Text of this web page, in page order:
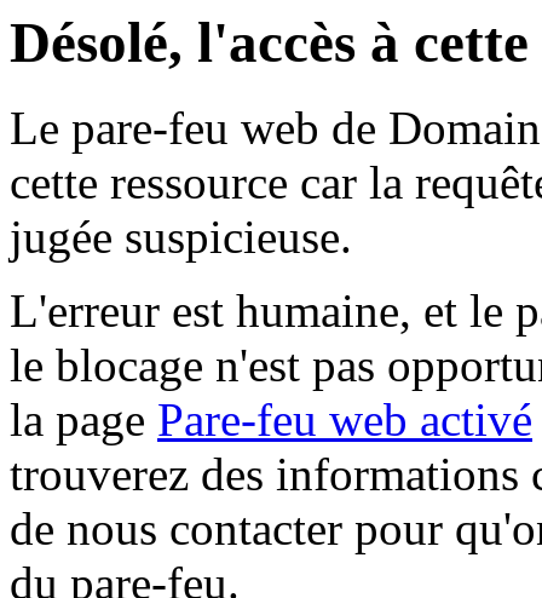
Désolé, l'accès à
Le pare-feu web de
cette ressource car la
jugée suspicieuse.
L'erreur est humaine, et le
le blocage n'est pas
la page Pare-feu web activé
trouverez des informations
de nous contacter pour
du pare-feu.